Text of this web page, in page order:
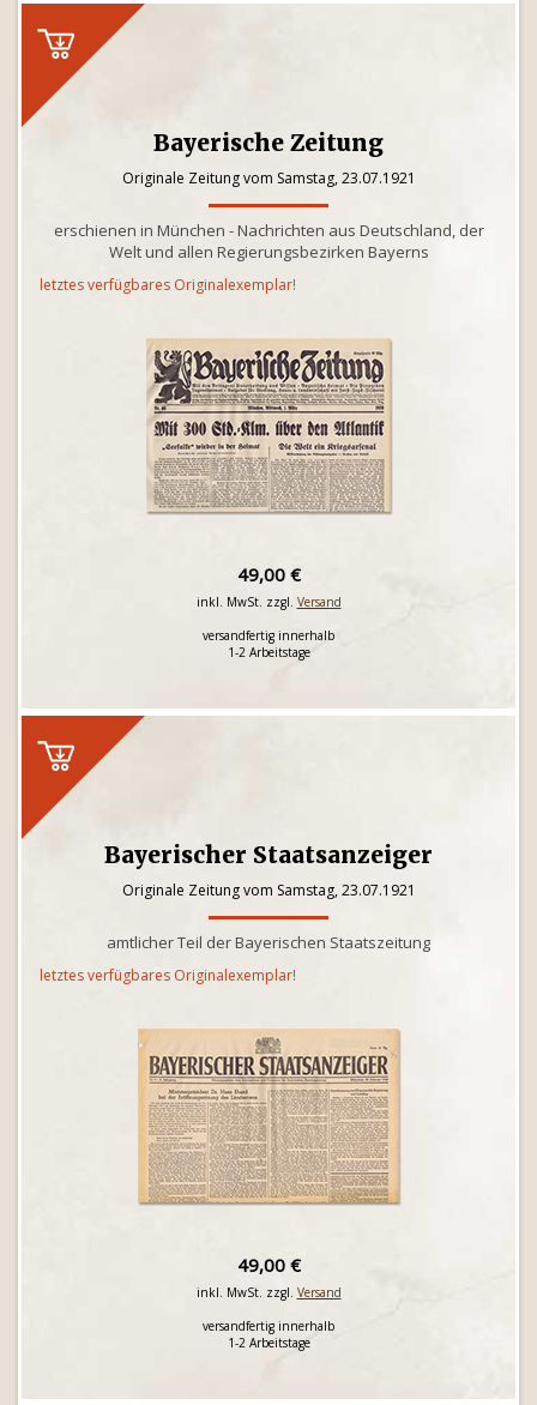
Bayerische Zeitung
Originale Zeitung vom Samstag, 23.07.1921
erschienen in München - Nachrichten aus Deutschland, der
Welt und allen Regierungsbezirken Bayerns
letztes verfügbares Originalexemplar!
49,00 €
inkl. MwSt. zzgl. Versand
versandfertig innerhalb
1-2 Arbeitstage
Bayerischer Staatsanzeiger
Originale Zeitung vom Samstag, 23.07.1921
amtlicher Teil der Bayerischen Staatszeitung
letztes verfügbares Originalexemplar!
49,00 €
inkl. MwSt. zzgl. Versand
versandfertig innerhalb
1-2 Arbeitstage